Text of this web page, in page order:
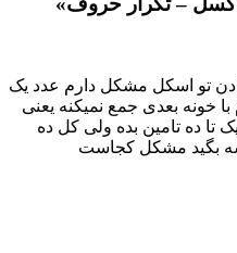
تو اسکل مشکل دارم عدد یک
خونه بعدی جمع نمیکنه یعنی
تا ده تامین بده ولی کل ده
بگید مشکل کجاست